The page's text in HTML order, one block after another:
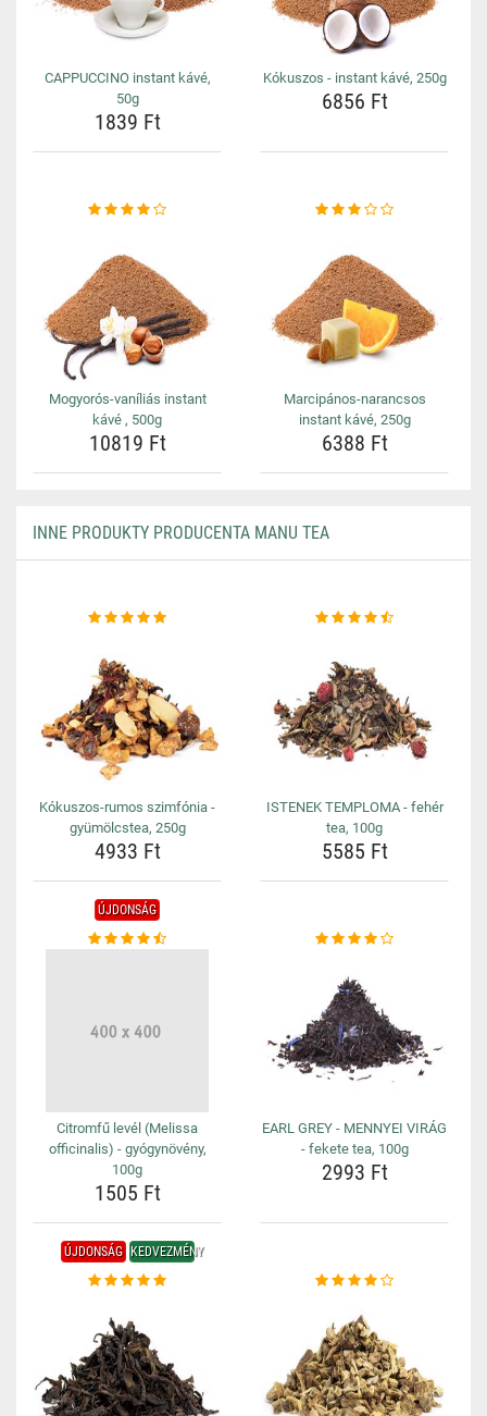
CAPPUCCINO instant kávé,
50g
1839 Ft
Kókuszos - instant kávé, 250g
6856 Ft
Mogyorós-vaníliás instant
kávé , 500g
10819 Ft
Marcipános-narancsos
instant kávé, 250g
6388 Ft
INNE PRODUKTY PRODUCENTA MANU TEA
Kókuszos-rumos szimfónia -
gyümölcstea, 250g
4933 Ft
ISTENEK TEMPLOMA - fehér
tea, 100g
5585 Ft
ÚJDONSÁG
Citromfű levél (Melissa
officinalis) - gyógynövény,
100g
1505 Ft
EARL GREY - MENNYEI VIRÁG
- fekete tea, 100g
2993 Ft
ÚJDONSÁG KEDVEZMÉNY